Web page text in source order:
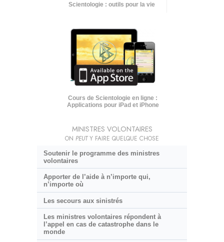
Scientologie : outils pour la vie
Cours de Scientologie en ligne :
Applications pour iPad et iPhone
MINISTRES VOLONTAIRES
ON PEUTY FAIRE QUELQUE CHOSE
Soutenir le programme des ministres
volontaires
Apporter de l’aide à n’importe qui,
n’importe où
Les secours aux sinistrés
Les ministres volontaires répondent à
l’appel en cas de catastrophe dans le
monde